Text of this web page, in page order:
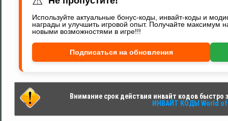
Используйте актуальные бонус-коды, инвайт-коды и
награды и улучшить игровой опыт. Получайте максимум
новыми возможностями в игре!!!
Подписаться на обновления
Внимание срок действия инвайт кодов быстро
ИНВАЙТ КОДЫ World